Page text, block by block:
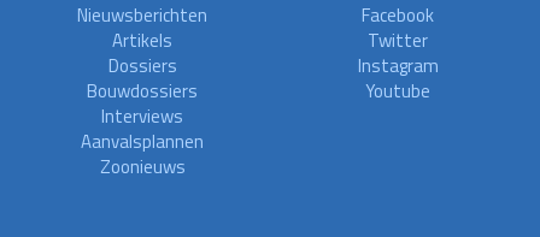
Nieuwsberichten
Artikels
Dossiers
Bouwdossiers
Interviews
Aanvalsplannen
Zoonieuws
Facebook
Twitter
Instagram
Youtube